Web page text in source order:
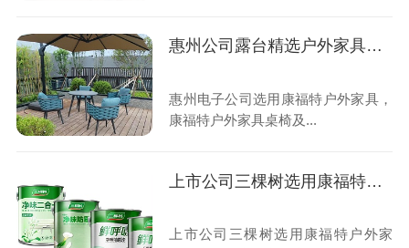
惠州公司露台精选户外家具太漂亮
惠州电子公司选用康福特户外家具，
康福特户外家具桌椅及...
上市公司三棵树选用康福特户外家具
上市公司三棵树选用康福特户外家